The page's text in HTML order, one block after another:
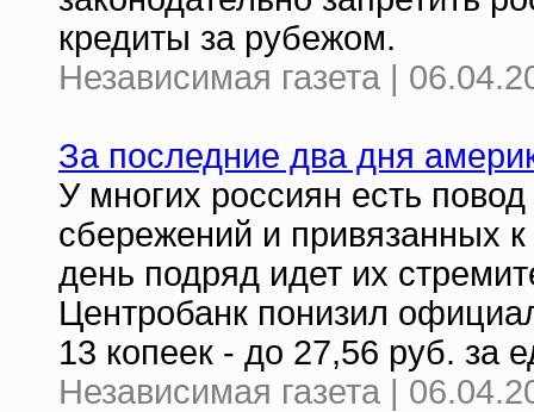
кредиты за рубежом.
Независимая газета |
За последние два дня
У многих россиян есть
сбережений и привязанных
день подряд идет их
Центробанк понизил
13 копеек - до 27,56 руб. за
Независимая газета |